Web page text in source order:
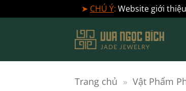
➤ CHÚ Ý: Website giới
dung
Trang chủ » Vật Phẩm